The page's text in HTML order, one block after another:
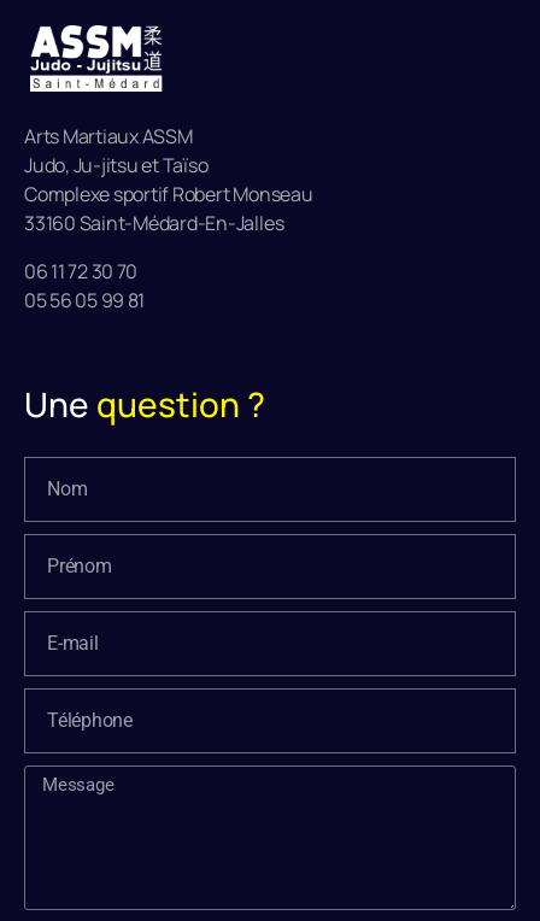
Arts Martiaux ASSM
Judo, Ju-jitsu et Taïso
Complexe sportif Robert Monseau
33160 Saint-Médard-En-Jalles
06 11 72 30 70
05 56 05 99 81
Une question ?